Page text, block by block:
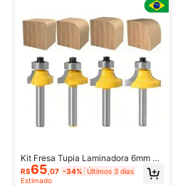
Kit Fresa Tupia Laminadora 6mm 4
Unidades Borda Arredondada
R$65 ,07 -34% Últimos 3 dias
Estimado